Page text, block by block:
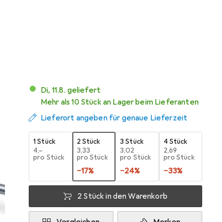
Di, 11.8. geliefert
Mehr als 10 Stück an Lager beim Lieferanten
Lieferort angeben für genaue Lieferzeit
1 Stück
EUR
4,–
pro Stück
2 Stück
EUR
3,33
pro Stück
−17%
3 Stück
EUR
3,02
pro Stück
−24%
4 Stück
EUR
2,69
pro Stück
−33%
2 Stück in den Warenkorb